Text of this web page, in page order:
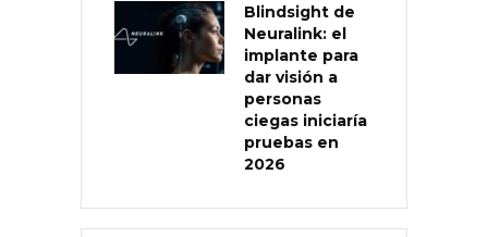
Blindsight de
Neuralink: el
implante para
dar visión a
personas
ciegas iniciaría
pruebas en
2026